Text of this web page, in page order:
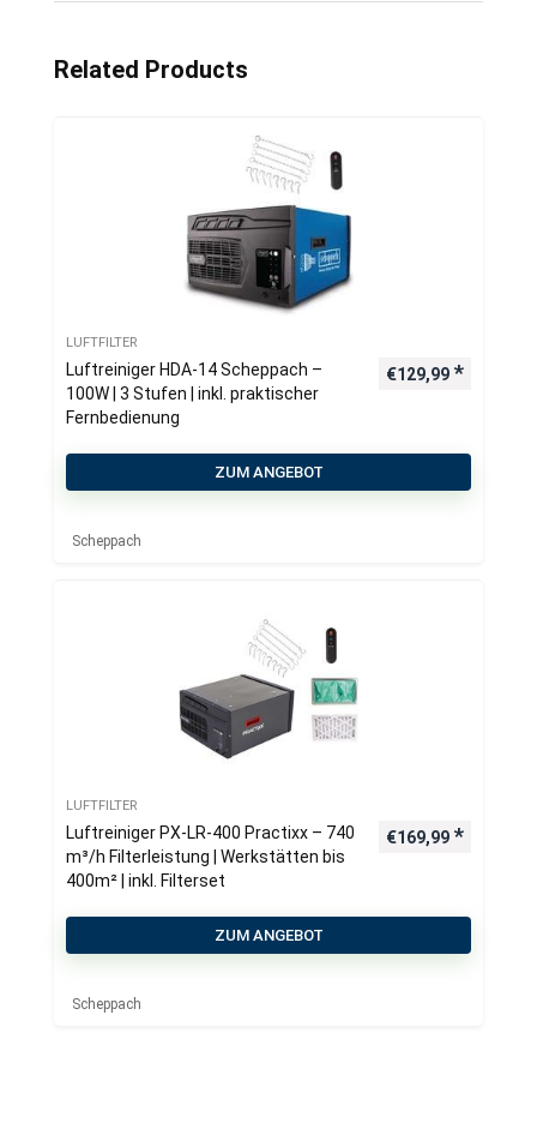
Related Products
LUFTFILTER
Luftreiniger HDA-14 Scheppach –
100W | 3 Stufen | inkl. praktischer
Fernbedienung
€129,99
ZUM ANGEBOT
Scheppach
LUFTFILTER
Luftreiniger PX-LR-400 Practixx – 740
m³/h Filterleistung | Werkstätten bis
400m² | inkl. Filterset
€169,99
ZUM ANGEBOT
Scheppach